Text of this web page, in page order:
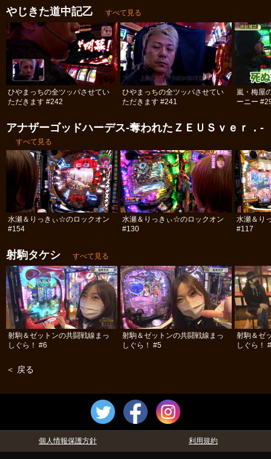
やじきた道中記乙 すべて見る
ひやまっちの全ツッパさせてい
ただきます #242
ひやまっちの全ツッパさせてい
ただきます #241
嵐・梅屋
ーニー
アナザーゴッドハーデス-奪われたＺＥＵＳｖｅｒ．-
すべて見る
水瀬＆りっきぃ☆のロックオン
#154
水瀬＆りっきぃ☆のロックオン
#130
水瀬＆り
#117
射駒タケシ すべて見る
射駒＆ゼットンの共闘戦線まっ
しぐら！ #6
射駒＆ゼットンの共闘戦線まっ
しぐら！ #5
射駒＆ゼ
しぐら！
＜ 戻る
個人情報保護方針 利用規約